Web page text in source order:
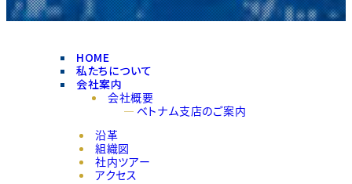
HOME
私たちについて
会社案内
会社概要
ベトナム支店のご案内
沿革
組織図
社内ツアー
アクセス